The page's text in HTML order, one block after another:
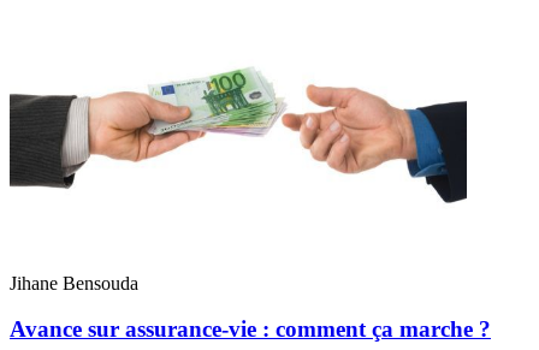
Jihane Bensouda
Avance sur assurance-vie : comment ça marche ?